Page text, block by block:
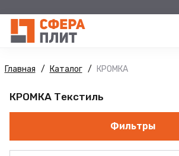
Главная Каталог КРОМКА
КРОМКА Текстиль
Фильтры